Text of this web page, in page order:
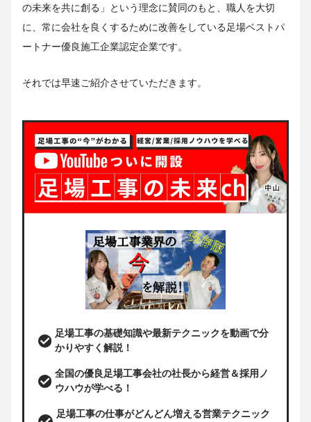
の未来を共に創る」という理念に賛同のもと、職人を大切
に、常に会社を良くするために改善をしている足場ベストパ
ートナー優良施工企業認定企業です。
それでは早速ご紹介させていただきます。
足場工事の基礎知識や最新テクニックを動画で分
かりやすく解説！
全国の優良足場工事会社の社長から経営＆採用ノ
ウハウが学べる！
足場工事の仕事がどんどん増える営業テクニック